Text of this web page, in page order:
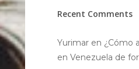
Recent Comments
Yurimaren ¿Cómo
en Venezuela de